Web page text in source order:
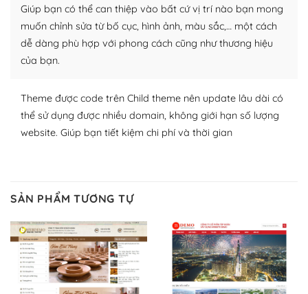
plugin của WordPress rất phong phú. Bạn có thể thỏa
thích chọn lựa plugin và themes phù hợp cho mục đích
lập website của mình.
WordPress đa dạng plugin và themes
– Dễ sử dụng
Với mọi Hosting bất kỳ thì WordPress đều có thể dễ
Và bạn có toàn quyền tự do khi quyết định nơi lưu trữ
trang web WordPress của bạn.
Dễ dàng lựa chọn Hosting cho website WordPress
– Bảo mật cực tốt
Vì WordPress hiện là nền tảng xây dựng trang web và
Giúp bạn có thể can thiệp vào bất cứ vị trí nào bạn mong
muốn chỉnh sửa từ bố cục, hình ảnh, màu sắc,… một cách
dễ dàng phù hợp với phong cách cũng như thương hiệu
của bạn.
Theme được code trên Child theme nên update lâu dài có
thể sử dụng được nhiều domain, không giới hạn số lượng
website. Giúp bạn tiết kiệm chi phí và thời gian
SẢN PHẨM TƯƠNG TỰ